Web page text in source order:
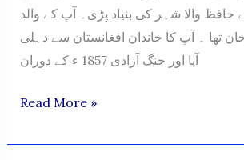
والا شہر کی بنیاد پڑی۔ آپ کے والد
تھا ۔ آپ کا خاندان افغانستان سے دہلی
آیا اور جنگ آزادی 1857 ء کے دوران
Fakir
Muzaffar
Read More »